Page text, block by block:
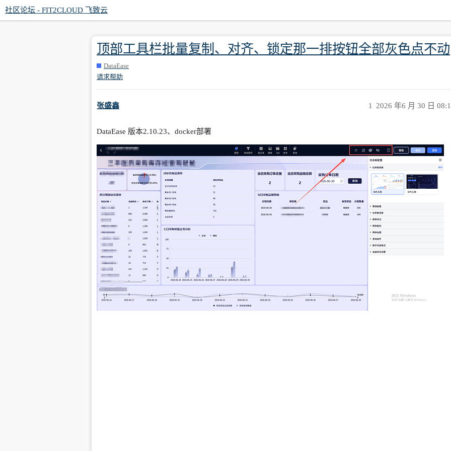
社区论坛 - FIT2CLOUD 飞致云
顶部工具栏批量复制、对齐、锁定那一排按钮全部灰色点不动
DataEase
请求帮助
张盛鑫 2026 年6 月 30 日
1
DataEase 版本2.10.23、docker部署